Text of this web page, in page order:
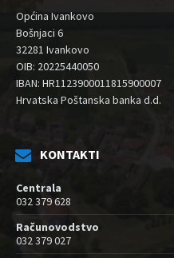
Općina Ivankovo
Bošnjaci 6
32281 Ivankovo
OIB: 20225440050
IBAN: HR1123900011815900007
Hrvatska Poštanska banka d.d.
KONTAKTI
Centrala
032 379 628
Računovodstvo
032 379 027